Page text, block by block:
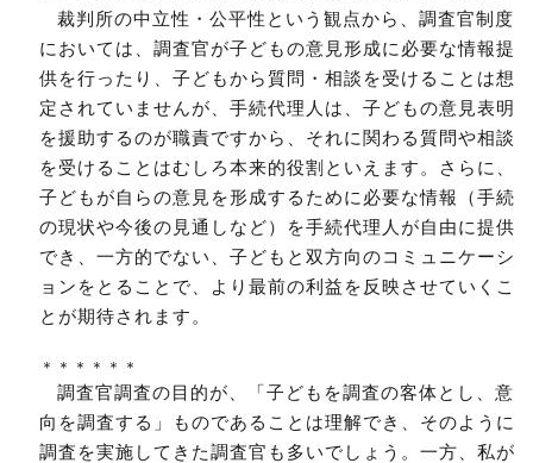
裁判所の中立性・公平性という観点から、調査官制度
においては、調査官が子どもの意見形成に必要な情報提
供を行ったり、子どもから質問・相談を受けることは想
定されていませんが、手続代理人は、子どもの意見表明
を援助するのが職責ですから、それに関わる質問や相談
を受けることはむしろ本来的役割といえます。さらに、
子どもが自らの意見を形成するために必要な情報（手続
の現状や今後の見通しなど）を手続代理人が自由に提供
でき、一方的でない、子どもと双方向のコミュニケーシ
ョンをとることで、より最前の利益を反映させていくこ
とが期待されます。
＊＊＊＊＊＊
調査官調査の目的が、「子どもを調査の客体とし、意
向を調査する」ものであることは理解でき、そのように
調査を実施してきた調査官も多いでしょう。一方、私が